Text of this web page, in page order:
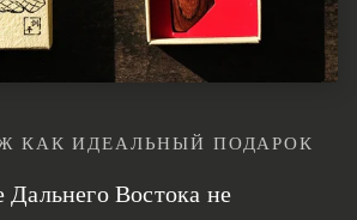
КАК ИДЕАЛЬНЫЙ ПОДАРОК
Дальнего Востока не